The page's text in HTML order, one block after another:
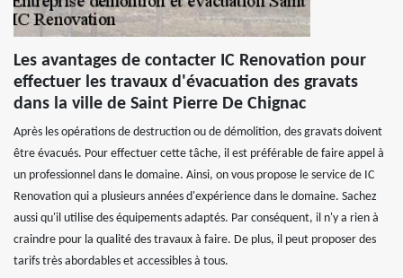
Les avantages de contacter IC Renovation pour
effectuer les travaux d'évacuation des gravats
dans la ville de Saint Pierre De Chignac
Après les opérations de destruction ou de démolition, des gravats doivent
être évacués. Pour effectuer cette tâche, il est préférable de faire appel à
un professionnel dans le domaine. Ainsi, on vous propose le service de IC
Renovation qui a plusieurs années d'expérience dans le domaine. Sachez
aussi qu'il utilise des équipements adaptés. Par conséquent, il n'y a rien à
craindre pour la qualité des travaux à faire. De plus, il peut proposer des
tarifs très abordables et accessibles à tous.